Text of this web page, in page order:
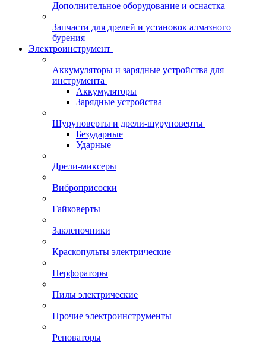
Дополнительное оборудование и оснастка
Запчасти для дрелей и установок алмазного
бурения
Электроинструмент
Аккумуляторы и зарядные устройства для
инструмента
Аккумуляторы
Зарядные устройства
Шуруповерты и дрели-шуруповерты
Безударные
Ударные
Дрели-миксеры
Виброприсоски
Гайковерты
Заклепочники
Краскопульты электрические
Перфораторы
Пилы электрические
Прочие электроинструменты
Реноваторы